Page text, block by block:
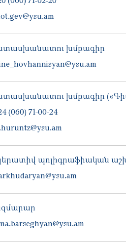
խմբագիր
խմբագիր
(060) 71-00-24
պոլիգրաֆիական